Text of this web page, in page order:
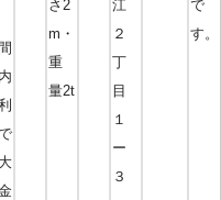
さ2
m・
重
量2t
江
２
丁
目
１
ー
３
で
す。